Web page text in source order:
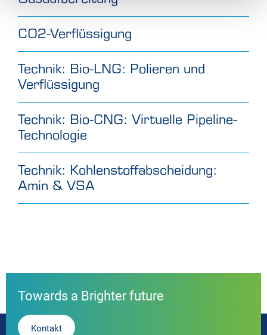
CO2-Verflüssigung
Technik: Bio-LNG: Polieren und
Verflüssigung
Technik: Bio-CNG: Virtuelle Pipeline-
Technologie
Technik: Kohlenstoffabscheidung:
Amin & VSA
Towards a Brighter future
Kontakt